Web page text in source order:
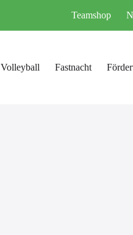
Teamshop
Volleyball Fastnacht